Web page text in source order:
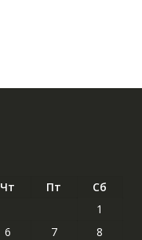
Чт Пт
Сб
1
6 7
8